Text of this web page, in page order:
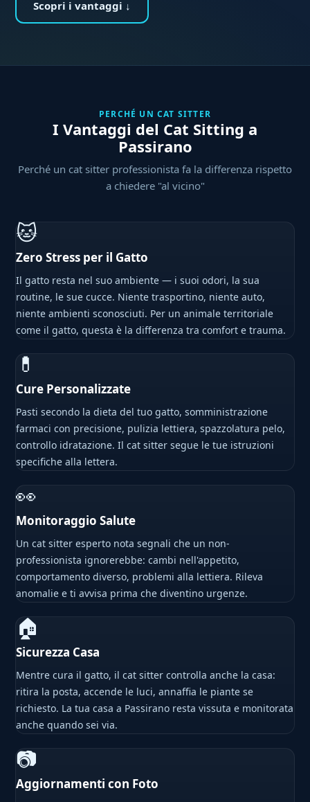
Scopri i vantaggi ↓
PERCHÉ UN CAT SITTER
I Vantaggi del Cat Sitting a
Passirano
Perché un cat sitter professionista fa la differenza rispetto
a chiedere "al vicino"
🐱
Zero Stress per il Gatto
Il gatto resta nel suo ambiente — i suoi odori, la sua
routine, le sue cucce. Niente trasportino, niente auto,
niente ambienti sconosciuti. Per un animale territoriale
come il gatto, questa è la differenza tra comfort e trauma.
💊
Cure Personalizzate
Pasti secondo la dieta del tuo gatto, somministrazione
farmaci con precisione, pulizia lettiera, spazzolatura pelo,
controllo idratazione. Il cat sitter segue le tue istruzioni
specifiche alla lettera.
👀
Monitoraggio Salute
Un cat sitter esperto nota segnali che un non-
professionista ignorerebbe: cambi nell'appetito,
comportamento diverso, problemi alla lettiera. Rileva
anomalie e ti avvisa prima che diventino urgenze.
🏠
Sicurezza Casa
Mentre cura il gatto, il cat sitter controlla anche la casa:
ritira la posta, accende le luci, annaffia le piante se
richiesto. La tua casa a Passirano resta vissuta e monitorata
anche quando sei via.
📷
Aggiornamenti con Foto